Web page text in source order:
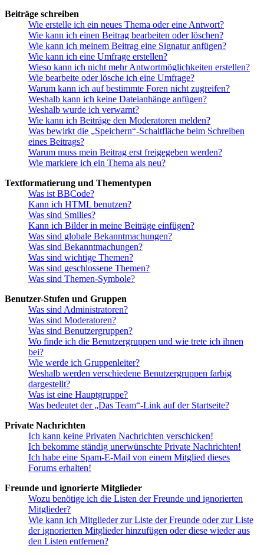
Beiträge schreiben
Wie erstelle ich ein neues Thema oder eine Antwort?
Wie kann ich einen Beitrag bearbeiten oder löschen?
Wie kann ich meinem Beitrag eine Signatur anfügen?
Wie kann ich eine Umfrage erstellen?
Wieso kann ich nicht mehr Antwortmöglichkeiten erstellen?
Wie bearbeite oder lösche ich eine Umfrage?
Warum kann ich auf bestimmte Foren nicht zugreifen?
Weshalb kann ich keine Dateianhänge anfügen?
Weshalb wurde ich verwarnt?
Wie kann ich Beiträge den Moderatoren melden?
Was bewirkt die „Speichern“-Schaltfläche beim Schreiben
eines Beitrags?
Warum muss mein Beitrag erst freigegeben werden?
Wie markiere ich ein Thema als neu?
Textformatierung und Thementypen
Was ist BBCode?
Kann ich HTML benutzen?
Was sind Smilies?
Kann ich Bilder in meine Beiträge einfügen?
Was sind globale Bekanntmachungen?
Was sind Bekanntmachungen?
Was sind wichtige Themen?
Was sind geschlossene Themen?
Was sind Themen-Symbole?
Benutzer-Stufen und Gruppen
Was sind Administratoren?
Was sind Moderatoren?
Was sind Benutzergruppen?
Wo finde ich die Benutzergruppen und wie trete ich ihnen
bei?
Wie werde ich Gruppenleiter?
Weshalb werden verschiedene Benutzergruppen farbig
dargestellt?
Was ist eine Hauptgruppe?
Was bedeutet der „Das Team“-Link auf der Startseite?
Private Nachrichten
Ich kann keine Privaten Nachrichten verschicken!
Ich bekomme ständig unerwünschte Private Nachrichten!
Ich habe eine Spam-E-Mail von einem Mitglied dieses
Forums erhalten!
Freunde und ignorierte Mitglieder
Wozu benötige ich die Listen der Freunde und ignorierten
Mitglieder?
Wie kann ich Mitglieder zur Liste der Freunde oder zur Liste
der ignorierten Mitglieder hinzufügen oder diese wieder aus
den Listen entfernen?